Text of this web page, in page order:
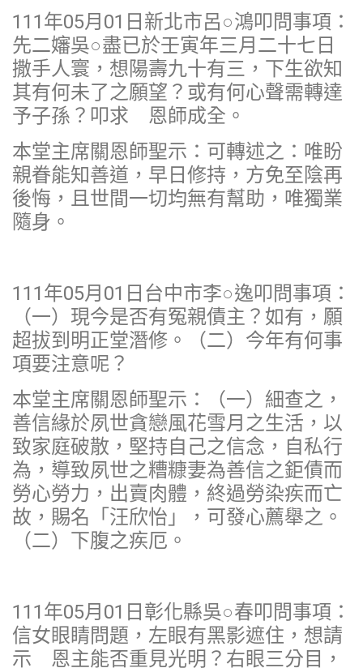
111年05月01日新北市呂○鴻叩問事項：
先二嬸吳○盡已於壬寅年三月二十七日
撒手人寰，想陽壽九十有三，下生欲知
其有何未了之願望？或有何心聲需轉達
予子孫？叩求 恩師成全。
本堂主席關恩師聖示：可轉述之：唯盼
親眷能知善道，早日修持，方免至陰再
後悔，且世間一切均無有幫助，唯獨業
隨身。
111年05月01日台中市李○逸叩問事項：
（一）現今是否有冤親債主？如有，願
超拔到明正堂潛修。（二）今年有何事
項要注意呢？
本堂主席關恩師聖示：（一）細查之，
善信緣於夙世貪戀風花雪月之生活，以
致家庭破散，堅持自己之信念，自私行
為，導致夙世之糟糠妻為善信之鉅債而
勞心勞力，出賣肉體，終過勞染疾而亡
故，賜名「汪欣怡」，可發心薦舉之。
（二）下腹之疾厄。
111年05月01日彰化縣吳○春叩問事項：
信女眼睛問題，左眼有黑影遮住，想請
示 恩主能否重見光明？右眼三分目，